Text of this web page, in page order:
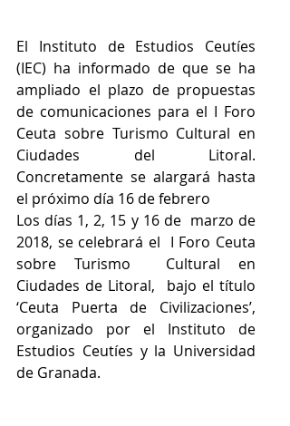
El Instituto de Estudios Ceutíes
(IEC) ha informado de que se ha
ampliado el plazo de propuestas
de comunicaciones para el I Foro
Ceuta sobre Turismo Cultural en
Ciudades del Litoral.
Concretamente se alargará hasta
el próximo día 16 de febrero
Los días 1, 2, 15 y 16 de  marzo de
2018, se celebrará el  I Foro Ceuta
sobre Turismo  Cultural en
Ciudades de Litoral,  bajo el título
‘Ceuta Puerta de Civilizaciones’,
organizado por el Instituto de
Estudios Ceutíes y la Universidad
de Granada.